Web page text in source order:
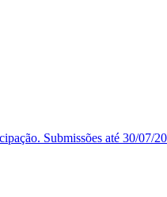
Submissões até 30/07/